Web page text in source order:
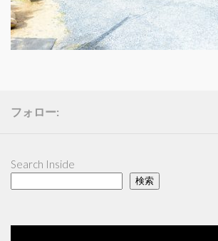
フォロー:
Search Inside
検索